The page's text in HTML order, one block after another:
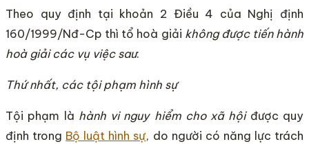
Theo quy định tại khoản 2 Điều 4 của Nghị định
160/1999/Nđ-Cp thì tổ hoà giải không được tiến hành
hoà giải các vụ việc sau:
Thứ nhất, các tội phạm hình sự
Tội phạm là hành vi nguy hiểm cho xã hộiđược quy
định trong Bộ luật hình sự, do người có năng lực trách